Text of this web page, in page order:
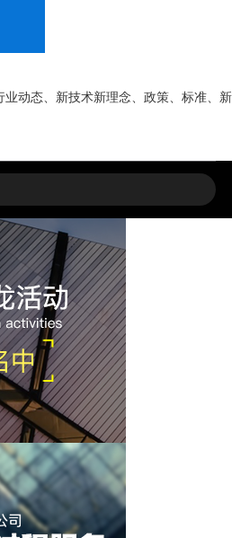
动态、新技术新理念、政策、标准、新